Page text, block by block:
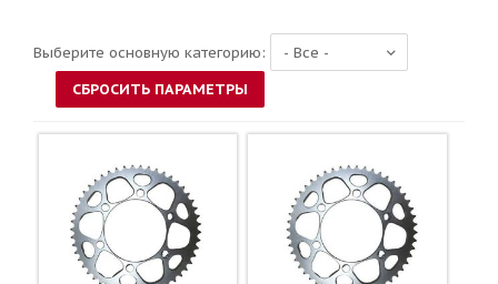
Выберите основную категорию: